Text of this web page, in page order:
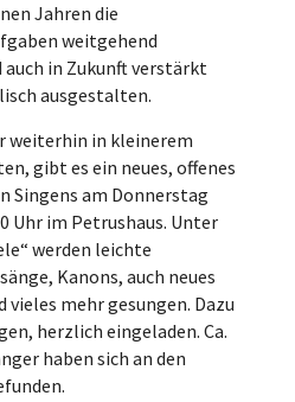
Jahren die
weitgehend
in Zukunft verstärkt
ausgestalten.
weiterhin in kleinerem
gibt es ein neues, offenes
Singens am Donnerstag
Uhr im Petrushaus. Unter
werden leichte
Kanons, auch neues
mehr gesungen. Dazu
herzlich eingeladen. Ca.
haben sich an den